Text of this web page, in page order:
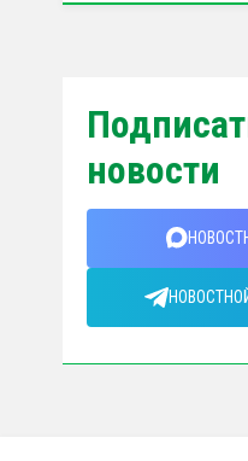
новости